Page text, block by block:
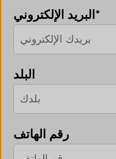
البريد الإلكتروني*
البلد
رقم الهاتف